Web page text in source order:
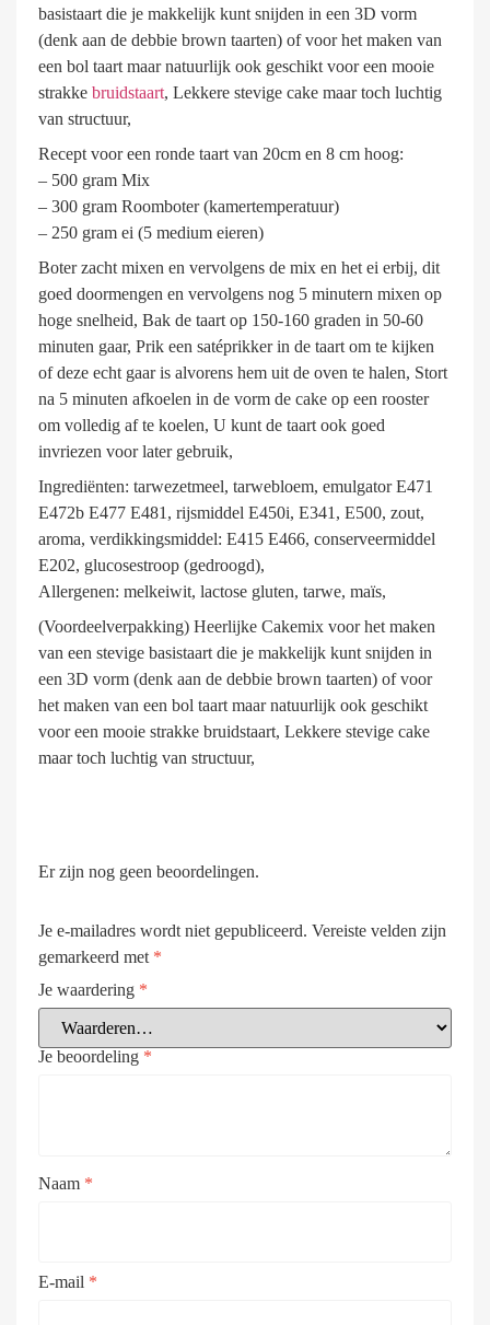
basistaart die je makkelijk kunt snijden in een 3D vorm
(denk aan de debbie brown taarten) of voor het maken van
een bol taart maar natuurlijk ook geschikt voor een mooie
strakke bruidstaart, Lekkere stevige cake maar toch luchtig
van structuur,
Recept voor een ronde taart van 20cm en 8 cm hoog:
– 500 gram Mix
– 300 gram Roomboter (kamertemperatuur)
– 250 gram ei (5 medium eieren)
Boter zacht mixen en vervolgens de mix en het ei erbij, dit
goed doormengen en vervolgens nog 5 minutern mixen op
hoge snelheid, Bak de taart op 150-160 graden in 50-60
minuten gaar, Prik een satéprikker in de taart om te kijken
of deze echt gaar is alvorens hem uit de oven te halen, Stort
na 5 minuten afkoelen in de vorm de cake op een rooster
om volledig af te koelen, U kunt de taart ook goed
invriezen voor later gebruik,
Ingrediënten: tarwezetmeel, tarwebloem, emulgator E471
E472b E477 E481, rijsmiddel E450i, E341, E500, zout,
aroma, verdikkingsmiddel: E415 E466, conserveermiddel
E202, glucosestroop (gedroogd),
Allergenen: melkeiwit, lactose gluten, tarwe, maïs,
(Voordeelverpakking) Heerlijke Cakemix voor het maken
van een stevige basistaart die je makkelijk kunt snijden in
een 3D vorm (denk aan de debbie brown taarten) of voor
het maken van een bol taart maar natuurlijk ook geschikt
voor een mooie strakke bruidstaart, Lekkere stevige cake
maar toch luchtig van structuur,
Er zijn nog geen beoordelingen.
Je e-mailadres wordt niet gepubliceerd. Vereiste velden zijn
gemarkeerd met *
Je waardering *
Je beoordeling *
Naam *
E-mail *